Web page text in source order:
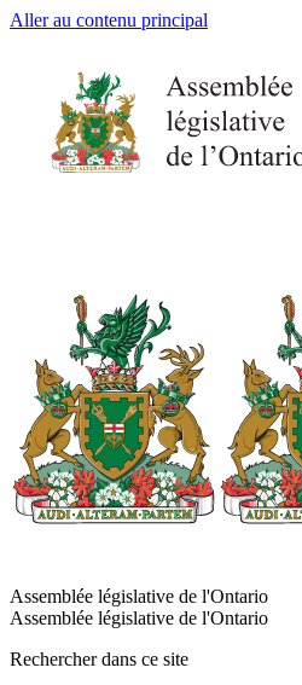
Aller au contenu principal
Assemblée législative de l'Ontario
Assemblée législative de l'Ontario
Rechercher dans ce site